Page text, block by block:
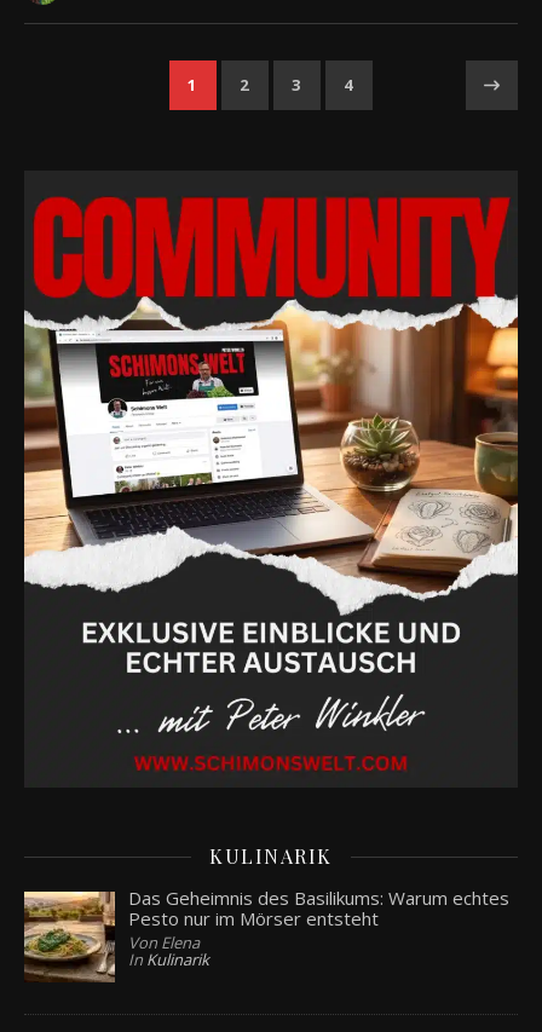
1 2 3 4
KULINARIK
Das Geheimnis des Basilikums: Warum echtes
Pesto nur im Mörser entsteht
Von Elena
In Kulinarik